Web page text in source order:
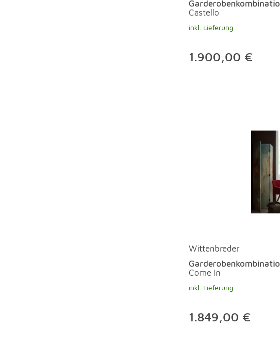
Castello
inkl. Lieferung
1.900,00 €
Wittenbreder
Come In
inkl. Lieferung
1.849,00 €